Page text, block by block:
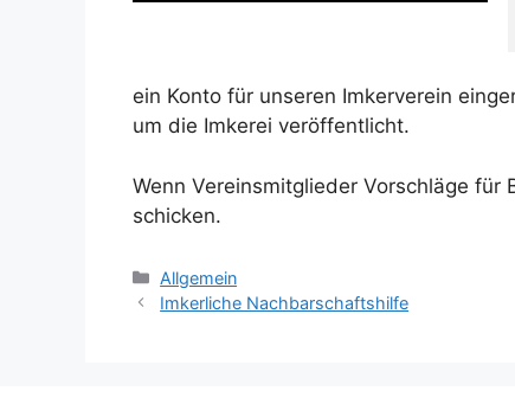
ein Konto für unseren Imkerverein
um die Imkerei veröffentlicht.
Wenn Vereinsmitglieder Vorschläge für
schicken.
Kategorien
Allgemein
Imkerliche Nachbarschaftshilfe